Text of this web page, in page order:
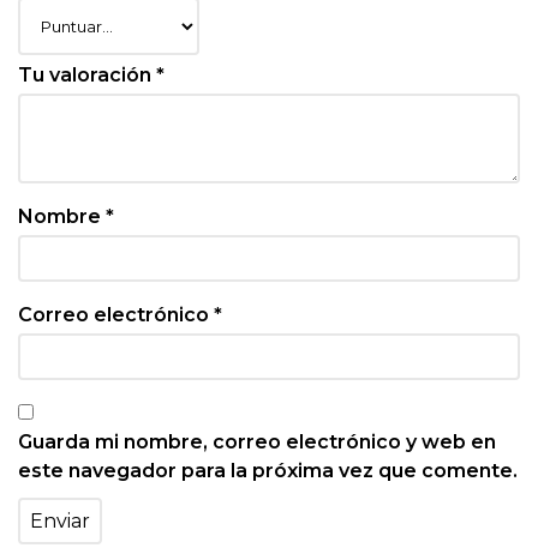
Tu valoración *
Nombre *
Correo electrónico *
Guarda mi nombre, correo electrónico y web en
este navegador para la próxima vez que comente.